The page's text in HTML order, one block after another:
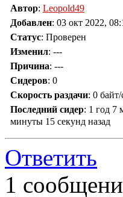
Автор: Leopold49
Добавлен: 03 окт 2022,
Статус: Проверен
Изменил: ---
Причина: ---
Сидеров: 0
Скорость раздачи: 0 байт/
Последний сидер: 1 год 7
минуты 15 секунд назад
Ответить
1